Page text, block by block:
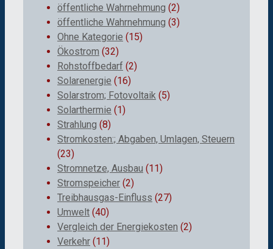
öffentliche Wahrnehmung (2)
öffentliche Wahrnehmung (3)
Ohne Kategorie (15)
Ökostrom (32)
Rohstoffbedarf (2)
Solarenergie (16)
Solarstrom; Fotovoltaik (5)
Solarthermie (1)
Strahlung (8)
Stromkosten:; Abgaben, Umlagen, Steuern
(23)
Stromnetze, Ausbau (11)
Stromspeicher (2)
Treibhausgas-Einfluss (27)
Umwelt (40)
Vergleich der Energiekosten (2)
Verkehr (11)